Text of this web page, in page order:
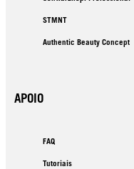
STMNT
Authentic Beauty Concept
APOIO
FAQ
Tutoriais